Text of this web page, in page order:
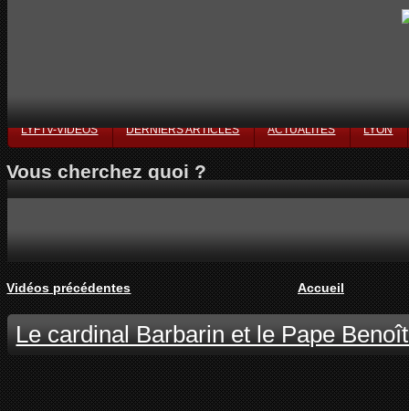
LYFTV-VIDÉOS DERNIERS ARTICLES ACTUALITÉS LYON
Vous cherchez quoi ?
Vidéos précédentes Accueil
Le cardinal Barbarin et le Pape